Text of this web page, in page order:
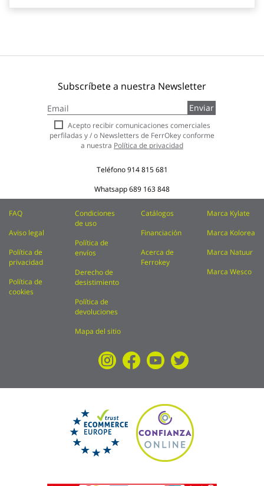
Subscríbete a nuestra Newsletter
a
nuestro
boletín
de
Enviar
Acepto recibir comunicaciones comerciales
perfiladas y / o Newsletters de FerrOkey conforme
a nuestra Política de privacidad
Teléfono914 815 681
Whatsapp689 163 848
FAQ
Aviso legal
Política de
privacidad
Política de
cookies
Condiciones
de uso
Política de
envíos
Derecho de
desistimiento
Política de
devoluciones
Mapa del sitio
Catálogos
Financiación
Acerca de
Ferrokey
Marca Kylate
Marca Kolorea
Marca Natuur
Marca Wesco